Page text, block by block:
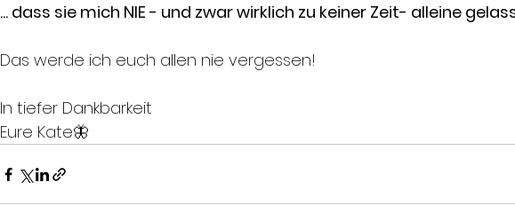
... dass sie mich NIE - und zwar wirklich zu keiner Zeit- alleine
Das werde ich euch allen nie vergessen!
In tiefer Dankbarkeit
Eure Kate🦋